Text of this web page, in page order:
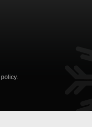
policy.